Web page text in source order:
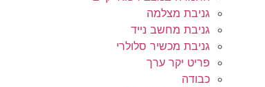
גניבת מצלמה
גניבת מחשב נייד
גניבת מכשיר סלולרי
פריט יקר ערך
כבודה